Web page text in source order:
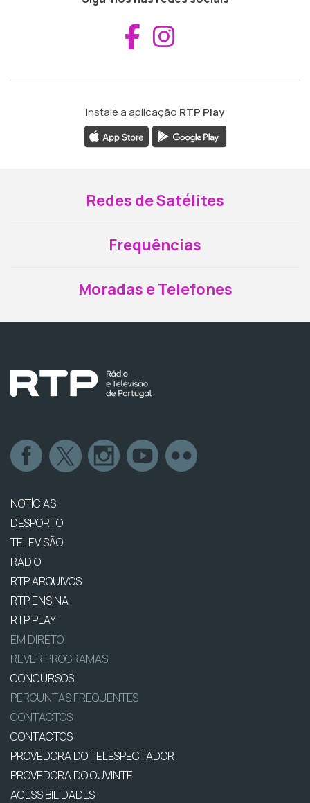
Aceder ao
Instale a aplicação RTP Play
Redes de Satélites
Frequências
Moradas e Telefones
NOTÍCIAS
DESPORTO
TELEVISÃO
RÁDIO
RTP ARQUIVOS
RTP ENSINA
RTP PLAY
EM DIRETO
REVER PROGRAMAS
CONCURSOS
PERGUNTAS FREQUENTES
CONTACTOS
CONTACTOS
PROVEDORA DO TELESPECTADOR
PROVEDORA DO OUVINTE
ACESSIBILIDADES